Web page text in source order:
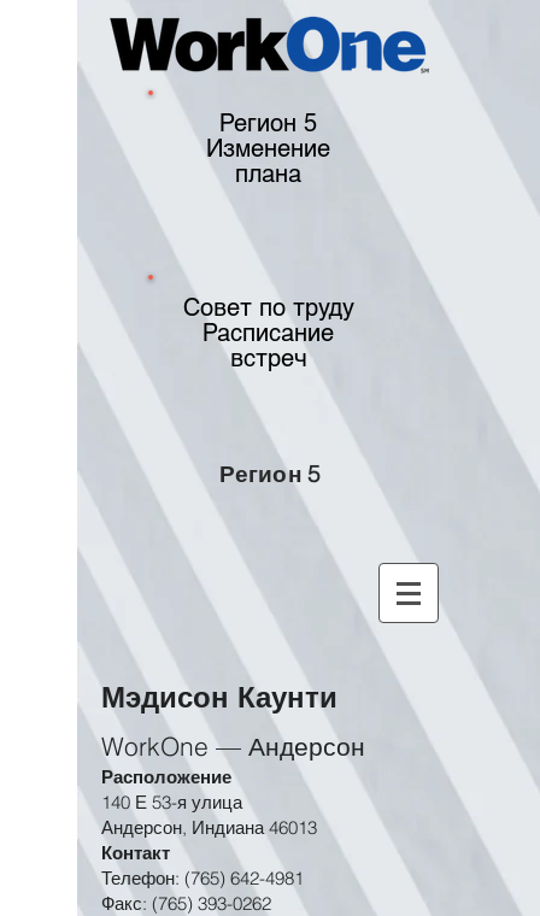
Регион 5
Изменение
плана
Совет по труду
Расписание
встреч
Регион 5
Мэдисон Каунти
WorkOne — Андерсон
Расположение
140 Е 53-я улица
Андерсон, Индиана 46013
Контакт
Телефон: (765) 642-4981
Факс: (765) 393-0262